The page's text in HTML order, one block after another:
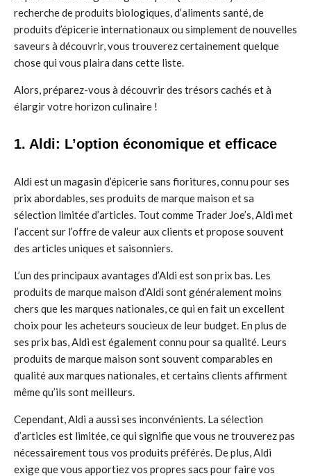
recherche de produits biologiques, d’aliments santé, de
produits d’épicerie internationaux ou simplement de nouvelles
saveurs à découvrir, vous trouverez certainement quelque
chose qui vous plaira dans cette liste.
Alors, préparez-vous à découvrir des trésors cachés et à
élargir votre horizon culinaire !
1. Aldi: L’option économique et efficace
Aldi est un magasin d’épicerie sans fioritures, connu pour ses
prix abordables, ses produits de marque maison et sa
sélection limitée d’articles. Tout comme Trader Joe’s, Aldi met
l’accent sur l’offre de valeur aux clients et propose souvent
des articles uniques et saisonniers.
L’un des principaux avantages d’Aldi est son prix bas. Les
produits de marque maison d’Aldi sont généralement moins
chers que les marques nationales, ce qui en fait un excellent
choix pour les acheteurs soucieux de leur budget. En plus de
ses prix bas, Aldi est également connu pour sa qualité. Leurs
produits de marque maison sont souvent comparables en
qualité aux marques nationales, et certains clients affirment
même qu’ils sont meilleurs.
Cependant, Aldi a aussi ses inconvénients. La sélection
d’articles est limitée, ce qui signifie que vous ne trouverez pas
nécessairement tous vos produits préférés. De plus, Aldi
exige que vous apportiez vos propres sacs pour faire vos